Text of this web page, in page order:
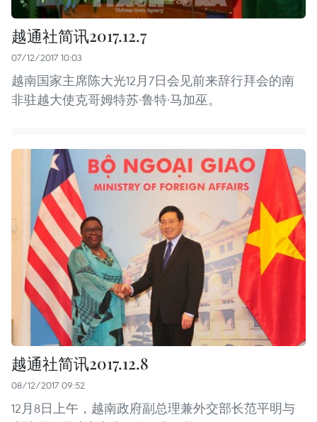
越通社简讯2017.12.7
07/12/2017 10:03
越南国家主席陈大光12月7日会见前来辞行拜会的南
非驻越大使克哥姆特苏·鲁特·马加巫。
越通社简讯2017.12.8
08/12/2017 09:52
12月8日上午，越南政府副总理兼外交部长范平明与